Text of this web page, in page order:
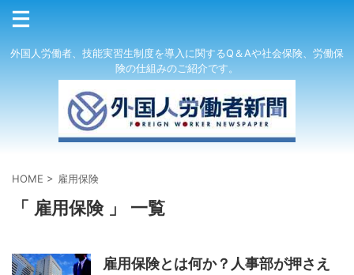
外国人労働者、技能実習生制度を導入に関するQ＆Aや社会保険、労働保
険の仕組みのご紹介です。
HOME > 雇用保険
「 雇用保険 」 一覧
雇用保険とは何か？人事部が押さえ